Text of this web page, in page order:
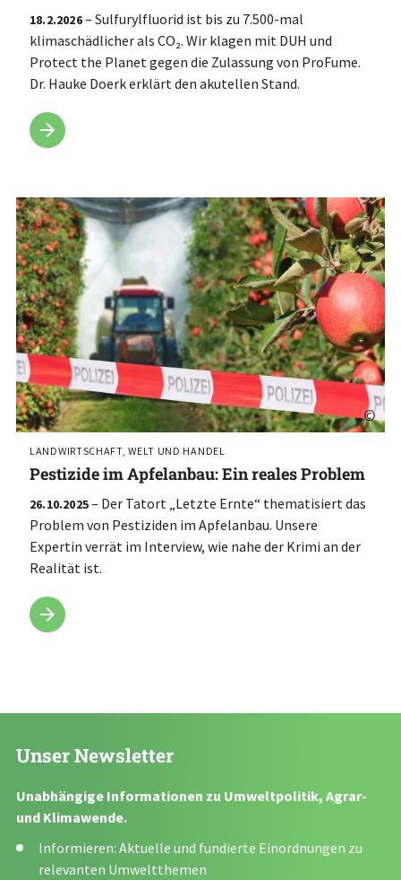
18.2.2026– Sulfurylfluorid ist bis zu 7.500-mal
klimaschädlicher als CO₂. Wir klagen mit DUH und
Protect the Planet gegen die Zulassung von ProFume.
Dr. Hauke Doerk erklärt den akutellen Stand.
©
Pestizide im Apfelanbau: Ein reales Problem
LANDWIRTSCHAFT, WELT UND HANDEL
26.10.2025– Der Tatort „Letzte Ernte“ thematisiert das
Problem von Pestiziden im Apfelanbau. Unsere
Expertin verrät im Interview, wie nahe der Krimi an der
Realität ist.
Unser Newsletter
Unabhängige Informationen zu Umweltpolitik, Agrar-
und Klimawende.
Informieren: Aktuelle und fundierte Einordnungen zu
relevanten Umweltthemen